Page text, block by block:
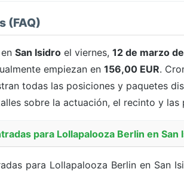
(FAQ)
San Isidro el viernes, 12 de marzo
empiezan en 156,00 EUR.
todas las posiciones y paquetes
sobre la actuación, el recinto y
para Lollapalooza Berlin en San
para Lollapalooza Berlin en San